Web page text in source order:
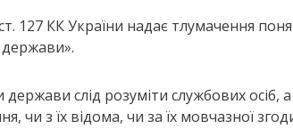
127 КК України надає тлумачення
держави».
слід розуміти службових осіб,
чи з їх відома, чи за їх мовчазної